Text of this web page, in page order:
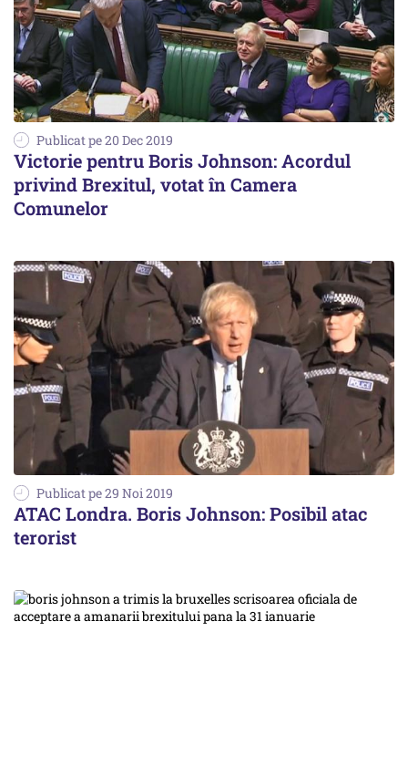
Publicat pe 20 Dec 2019
Victorie pentru Boris Johnson: Acordul
privind Brexitul, votat în Camera
Comunelor
Publicat pe 29 Noi 2019
ATAC Londra. Boris Johnson: Posibil atac
terorist